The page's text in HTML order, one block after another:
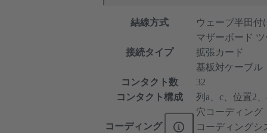
結線方式 ウェーブ半田付
接続タイプ
マザーボード
拡張カード
基板対ケーブル
コンタクト数
32
コンタクト構成
列a、c、位置2
コーディング
穴コーディング
コーディングシ